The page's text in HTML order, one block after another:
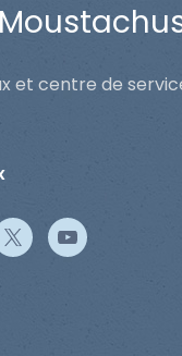
et centre de